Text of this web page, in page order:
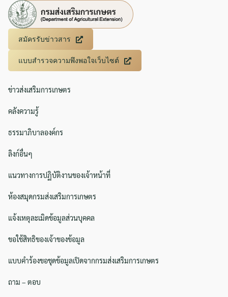
สมัครรับข่าวสาร
แบบสำรวจความพึงพอใจเว็บไซต์
ข่าวส่งเสริมการเกษตร
คลังความรู้
ธรรมาภิบาลองค์กร
ลิงก์อื่นๆ
แนวทางการปฏิบัติงานของเจ้าหน้าที่
ห้องสมุดกรมส่งเสริมการเกษตร
แจ้งเหตุละเมิดข้อมูลส่วนบุคคล
ขอใช้สิทธิของเจ้าของข้อมูล
แบบคำร้องขอชุดข้อมูลเปิดจากกรมส่งเสริมการเกษตร
ถาม – ตอบ